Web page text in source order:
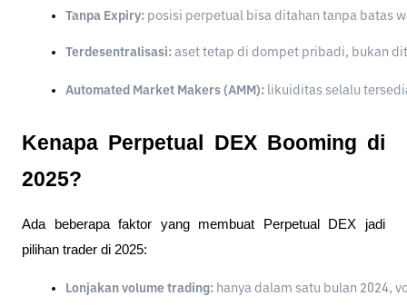
Tanpa Expiry: posisi perpetual bisa ditahan tanpa batas
Terdesentralisasi: aset tetap di dompet pribadi, bukan
Automated Market Makers (AMM): likuiditas selalu
Kenapa Perpetual DEX Booming di
2025?
Ada beberapa faktor yang membuat Perpetual DEX jadi
pilihan trader di 2025:
Lonjakan volume trading: hanya dalam satu bulan 2024,